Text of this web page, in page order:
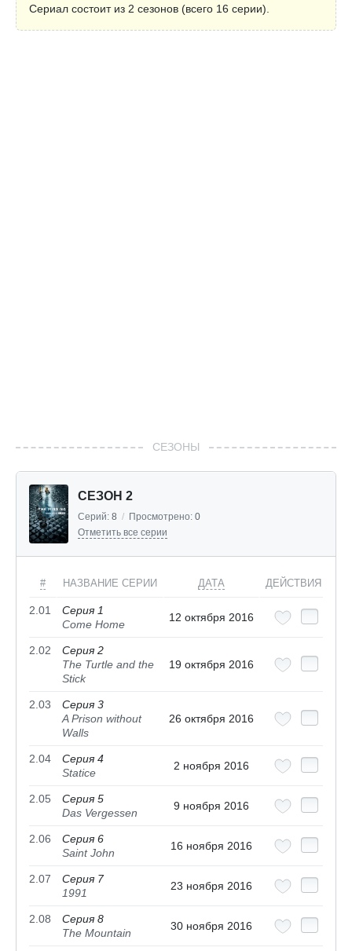
Сериал состоит из 2 сезонов (всего 16 серии).
СЕЗОНЫ
СЕЗОН 2
Серий: 8 / Просмотрено: 0
Отметить все серии
# НАЗВАНИЕ СЕРИИ ДАТА ДЕЙСТВИЯ
2.01
Серия 1
Come Home
12 октября 2016
2.02
Серия 2
The Turtle and the
Stick
19 октября 2016
2.03
Серия 3
A Prison without
Walls
26 октября 2016
2.04
Серия 4
Statice
2 ноября 2016
2.05
Серия 5
Das Vergessen
9 ноября 2016
2.06
Серия 6
Saint John
16 ноября 2016
2.07
Серия 7
1991
23 ноября 2016
2.08
Серия 8
The Mountain
30 ноября 2016